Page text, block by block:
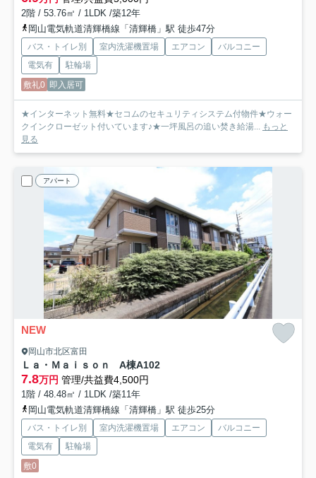
2階 / 53.76㎡ / 1LDK /築12年
岡山電気軌道清輝橋線「清輝橋」駅 徒歩47分
バス・トイレ別 室内洗濯機置場 エアコン
バルコニー
電気有
駐輪場
敷礼0 即入居可
★インターネット無料★セコムのセキュリティシステム付物件★ウォー
クインクローゼット付いています♪★一坪風呂の追い焚き給湯... もっと
見る
アパート
NEW
岡山市北区富田
Ｌａ・Ｍａｉｓｏｎ A棟A102
7.8万円 管理/共益費4,500円
1階 / 48.48㎡ / 1LDK /築11年
岡山電気軌道清輝橋線「清輝橋」駅 徒歩25分
バス・トイレ別 室内洗濯機置場 エアコン
バルコニー
電気有
駐輪場
敷0